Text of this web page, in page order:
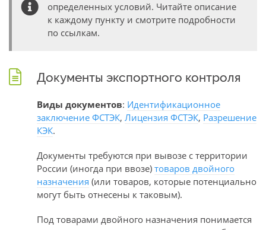
определенных условий. Читайте описание
к каждому пункту и смотрите подробности
по ссылкам.
Документы экспортного контроля
Виды документов: Идентификационное
заключение ФСТЭК, Лицензия ФСТЭК, Разрешение
КЭК.
Документы требуются при вывозе с территории
России (иногда при ввозе) товаров двойного
назначения (или товаров, которые потенциально
могут быть отнесены к таковым).
Под товарами двойного назначения понимается